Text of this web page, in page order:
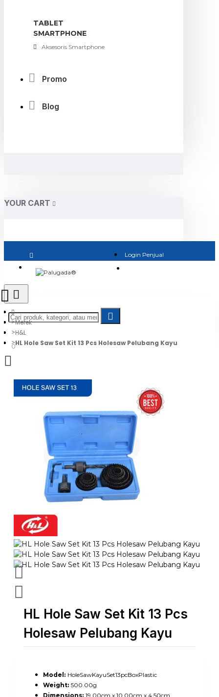
TABLET
SMARTPHONE
Aksesoris Smartphone
Promo
Blog
YOUR CART
Login Penjual
0
Daftar belanja Anda kosong!
Merek
H&L
HL Hole Saw Set Kit 13 Pcs Holesaw Pelubang Kayu
HL Hole Saw Set Kit 13 Pcs
Holesaw Pelubang Kayu
Model: HoleSawKayuSet13pcBoxPlastic
Weight: 500.00g
Dimensions: 19.00cm x 10.00cm x 4.50cm